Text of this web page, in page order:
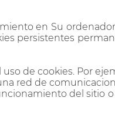
en Su
persistentes
de cookies. Por
red de
del sitio